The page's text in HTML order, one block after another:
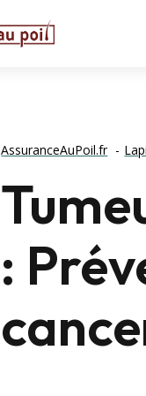
AssuranceAuPoil.fr
: